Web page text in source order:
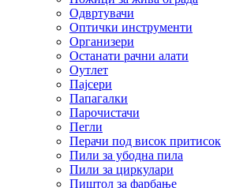
Одвртувачи
Оптички инструменти
Организери
Останати рачни алати
Оутлет
Пајсери
Папагалки
Парочистачи
Пегли
Перачи под висок притисок
Пили за убодна пила
Пили за циркулари
Пиштол за фарбање